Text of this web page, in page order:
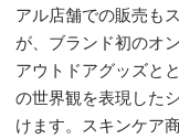
アル店舗での販売も
が、ブランド初のオ
アウトドアグッズと
の世界観を表現した
けます。スキンケア